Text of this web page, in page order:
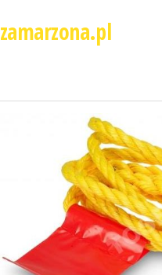
zamarzona.pl